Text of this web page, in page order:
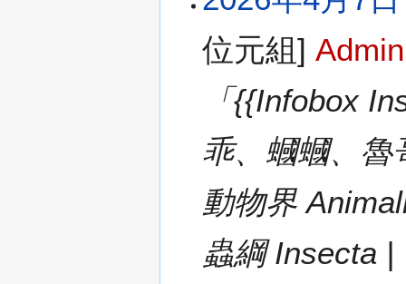
位元組] Admin
「{{Infobox
乖、蟈蟈、魯
動物界
蟲綱 Insecta